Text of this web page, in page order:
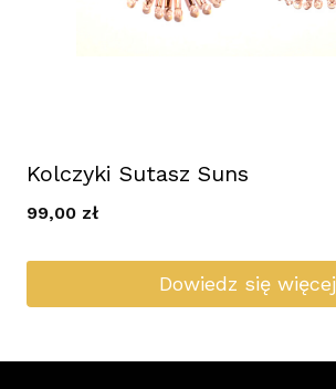
Kolczyki Sutasz Suns
99,00 zł
Dowiedz się więcej